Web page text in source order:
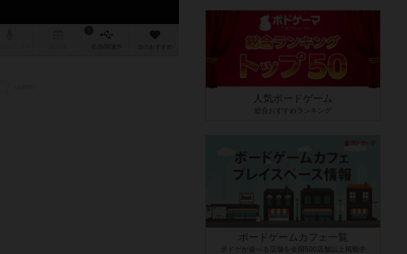
作 次のおすすめ
人気ボードゲーム
総合おすすめランキング
ボードゲームカフェ一覧
ボドゲが遊べる店舗を全国500店舗以上掲載中